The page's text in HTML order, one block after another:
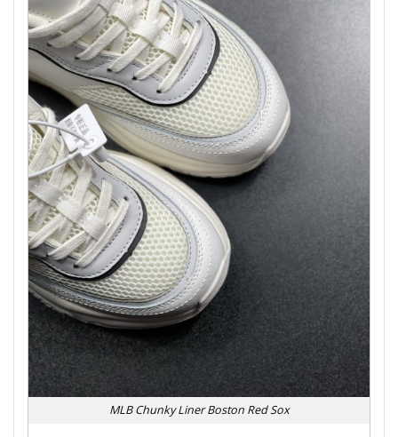
MLB Chunky Liner Boston Red Sox